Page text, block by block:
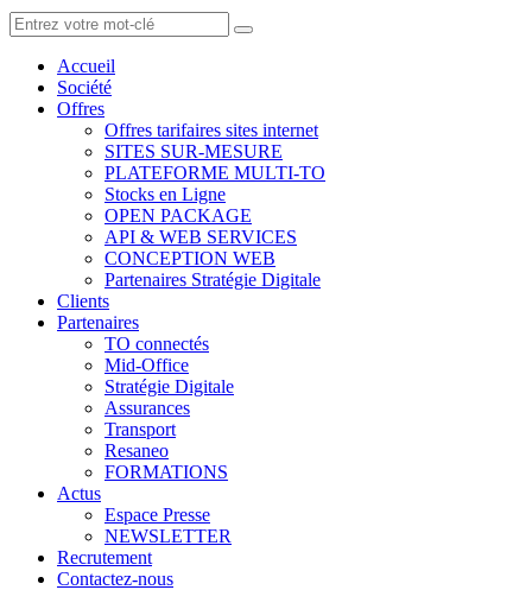
Accueil
Société
Offres
Offres tarifaires sites internet
SITES SUR-MESURE
PLATEFORME MULTI-TO
Stocks en Ligne
OPEN PACKAGE
API & WEB SERVICES
CONCEPTION WEB
Partenaires Stratégie Digitale
Clients
Partenaires
TO connectés
Mid-Office
Stratégie Digitale
Assurances
Transport
Resaneo
FORMATIONS
Actus
Espace Presse
NEWSLETTER
Recrutement
Contactez-nous